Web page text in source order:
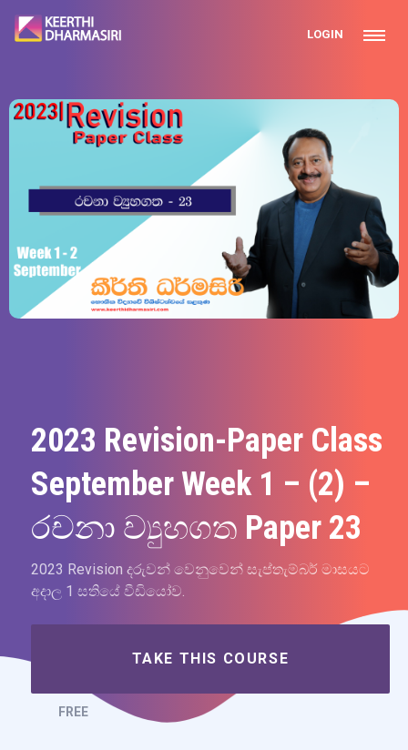
LOGIN
2023 Revision-Paper Class
September Week 1 – (2) –
රචනා ව්‍යුහගත Paper 23
2023 Revision දරුවන් වෙනුවෙන් සැප්තැම්බර් මාසයට
අදාල 1 සතියේ වීඩියෝව.
TAKE THIS COURSE
FREE